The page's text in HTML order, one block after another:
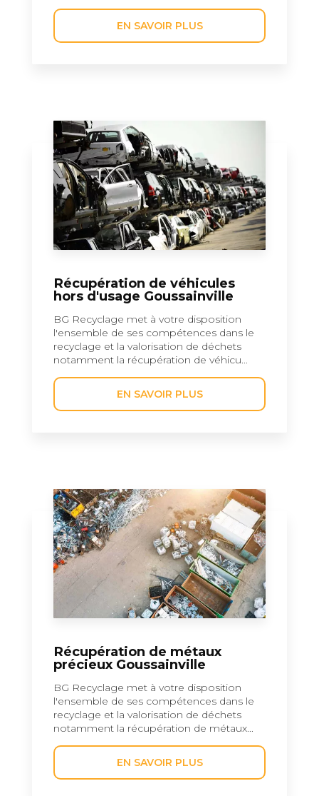
EN SAVOIR PLUS
Récupération de véhicules
hors d'usage Goussainville
BG Recyclage met à votre disposition
l'ensemble de ses compétences dans le
recyclage et la valorisation de déchets
notamment la récupération de véhicu...
EN SAVOIR PLUS
Récupération de métaux
précieux Goussainville
BG Recyclage met à votre disposition
l'ensemble de ses compétences dans le
recyclage et la valorisation de déchets
notamment la récupération de métaux...
EN SAVOIR PLUS